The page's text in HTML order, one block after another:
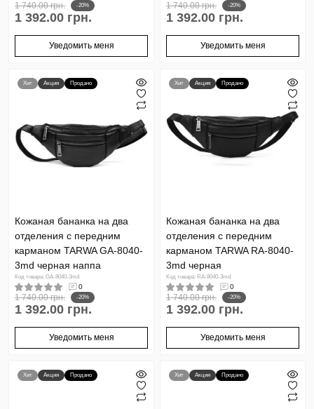
1 740.00 грн. -20%
1 392.00 грн.
Уведомить меня
1 740.00 грн. -20%
1 392.00 грн.
Уведомить меня
Хит Акция Продано
Кожаная бананка на два
отделения с передним
карманом TARWA GA-8040-
3md черная наппа
Код товара: GA-8040-3md
0
1 740.00 грн. -20%
1 392.00 грн.
Уведомить меня
Хит Акция Продано
Кожаная бананка на два
отделения с передним
карманом TARWA RA-8040-
3md черная
Код товара: RA-8040-3md
0
1 740.00 грн. -20%
1 392.00 грн.
Уведомить меня
Хит Акция Продано Хит Акция Продано